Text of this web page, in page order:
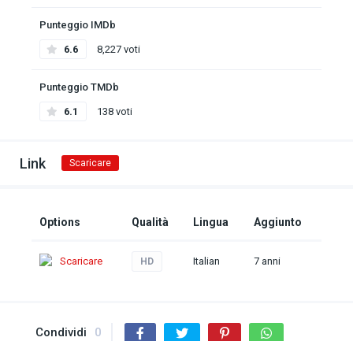
Punteggio IMDb
6.6 8,227 voti
Punteggio TMDb
6.1 138 voti
Link Scaricare
Options Qualità Lingua Aggiunto
Scaricare HD Italian 7 anni
Condividi 0